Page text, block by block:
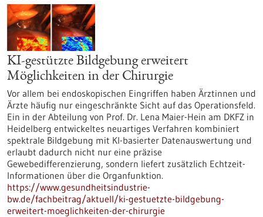
KI-gestützte Bildgebung erweitert
Möglichkeiten in der Chirurgie
Vor allem bei endoskopischen Eingriffen haben Ärztinnen und
Ärzte häufig nur eingeschränkte Sicht auf das Operationsfeld.
Ein in der Abteilung von Prof. Dr. Lena Maier-Hein am DKFZ in
Heidelberg entwickeltes neuartiges Verfahren kombiniert
spektrale Bildgebung mit KI-basierter Datenauswertung und
erlaubt dadurch nicht nur eine präzise
Gewebedifferenzierung, sondern liefert zusätzlich Echtzeit-
Informationen über die Organfunktion.
https://www.gesundheitsindustrie-
bw.de/fachbeitrag/aktuell/ki-gestuetzte-bildgebung-
erweitert-moeglichkeiten-der-chirurgie